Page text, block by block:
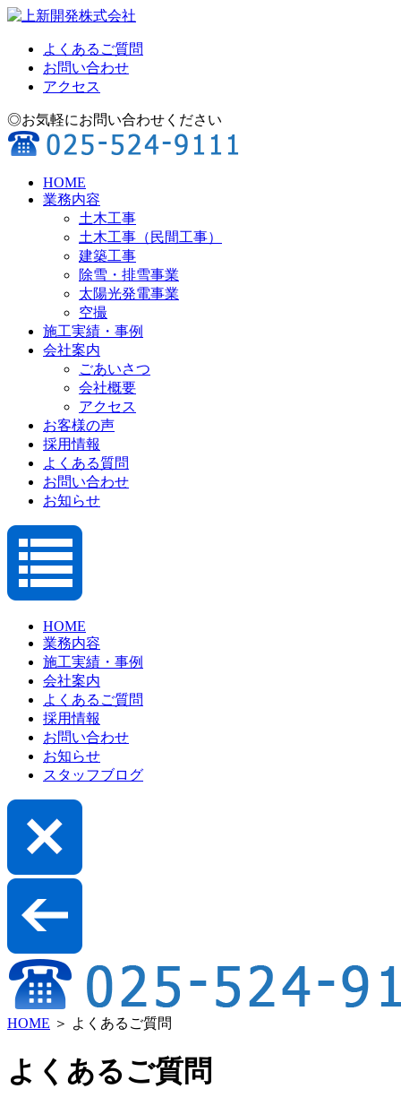
よくあるご質問
お問い合わせ
アクセス
◎お気軽にお問い合わせください
HOME
業務内容
土木工事
土木工事（民間工事）
建築工事
除雪・排雪事業
太陽光発電事業
空撮
施工実績・事例
会社案内
ごあいさつ
会社概要
アクセス
お客様の声
採用情報
よくある質問
お問い合わせ
お知らせ
HOME
業務内容
施工実績・事例
会社案内
よくあるご質問
採用情報
お問い合わせ
お知らせ
スタッフブログ
HOME ＞ よくあるご質問
よくあるご質問